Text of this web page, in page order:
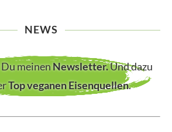
NEWS
meinenNewsletter.Und dazu
Top veganen Eisenquellen.